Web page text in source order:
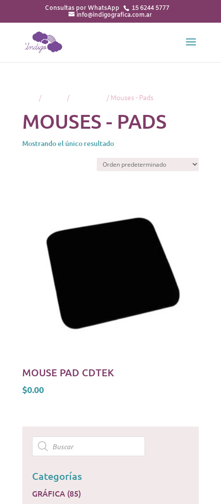
15 6244 5777
info@indigografica.com.ar
/ / / Mouses - Pads
MOUSES - PADS
Mostrando el único resultado
MOUSE PAD CDTEK
$0.00
Products
search
Categorías
GRÁFICA (85)